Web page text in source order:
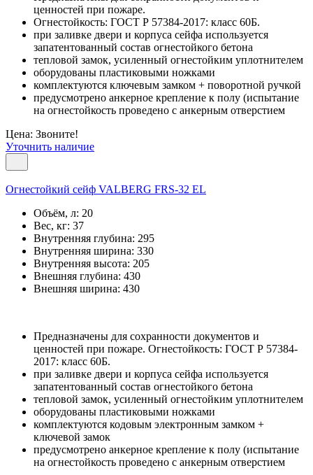
ценностей при пожаре.
Огнестойкость: ГОСТ Р 57384-2017: класс 60Б.
при заливке двери и корпуса сейфа используется
запатентованный состав огнестойкого бетона
тепловой замок, усиленный огнестойким уплотнителем
оборудованы пластиковыми ножками
комплектуются ключевым замком + поворотной ручкой
предусмотрено анкерное крепление к полу (испытание
на огнестойкость проведено с анкерным отверстием
Цена: Звоните!
Уточнить наличие
Огнестойкий сейф VALBERG FRS-32 EL
Объём, л: 20
Вес, кг: 37
Внутренняя глубина: 295
Внутренняя ширина: 330
Внутренняя высота: 205
Внешняя глубина: 430
Внешняя ширина: 430
Предназначены для сохранности документов и
ценностей при пожаре. Огнестойкость: ГОСТ Р 57384-
2017: класс 60Б.
при заливке двери и корпуса сейфа используется
запатентованный состав огнестойкого бетона
тепловой замок, усиленный огнестойким уплотнителем
оборудованы пластиковыми ножками
комплектуются кодовым электронным замком +
ключевой замок
предусмотрено анкерное крепление к полу (испытание
на огнестойкость проведено с анкерным отверстием